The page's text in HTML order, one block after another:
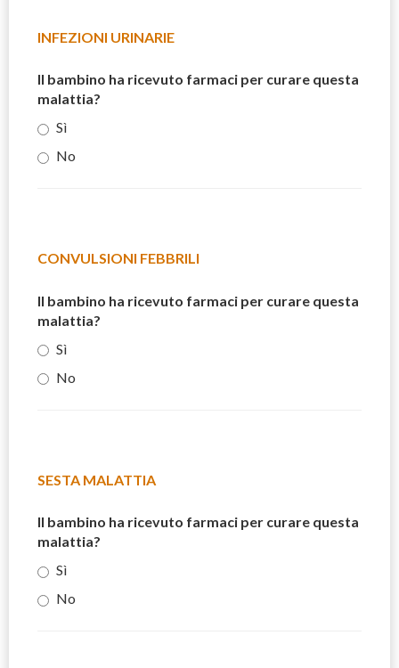
INFEZIONI URINARIE
Il bambino ha ricevuto farmaci per curare questa
malattia?
Sì
No
CONVULSIONI FEBBRILI
Il bambino ha ricevuto farmaci per curare questa
malattia?
Sì
No
SESTA MALATTIA
Il bambino ha ricevuto farmaci per curare questa
malattia?
Sì
No